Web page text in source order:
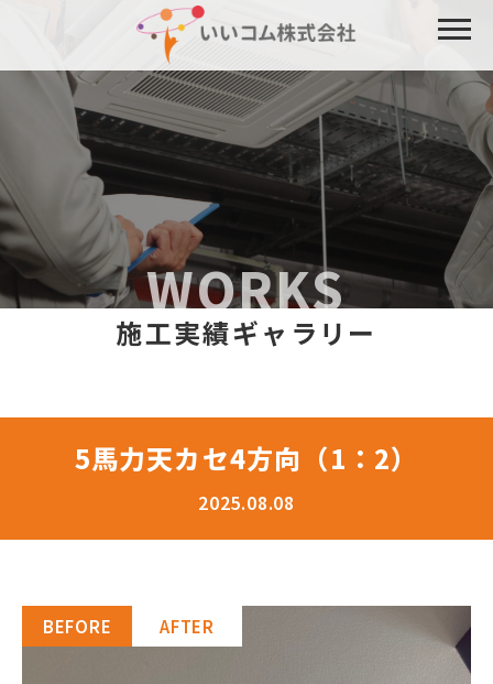
WORKS
施工実績ギャラリー
5馬力天カセ4方向（1：2）
2025.08.08
BEFORE AFTER